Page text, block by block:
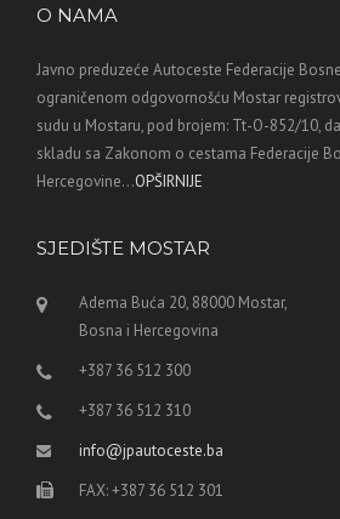
O NAMA
Javno preduzeće Autoceste Federacije
ograničenom odgovornošću Mostar
sudu u Mostaru, pod brojem: Tt-O-852/10,
skladu sa Zakonom o cestama Federacije
Hercegovine...OPŠIRNIJE
SJEDIŠTE MOSTAR
Adema Buća 20, 88000 Mostar,
Bosna i Hercegovina
+387 36 512 300
+387 36 512 310
info@jpautoceste.ba
FAX: +387 36 512 301